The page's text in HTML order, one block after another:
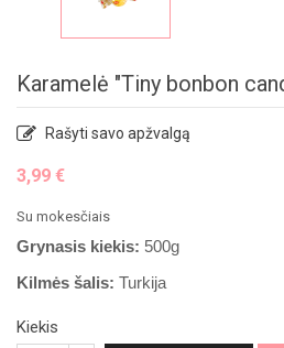
Karamelė "Tiny bonbon
Rašyti savo apžvalgą
3,99 €
Su mokesčiais
Grynasis kiekis: 500g
Kilmės šalis: Turkija
Kiekis